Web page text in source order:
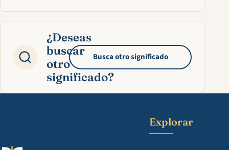
¿Deseas
buscar
otro
significado?
Busca otro significado
Explorar